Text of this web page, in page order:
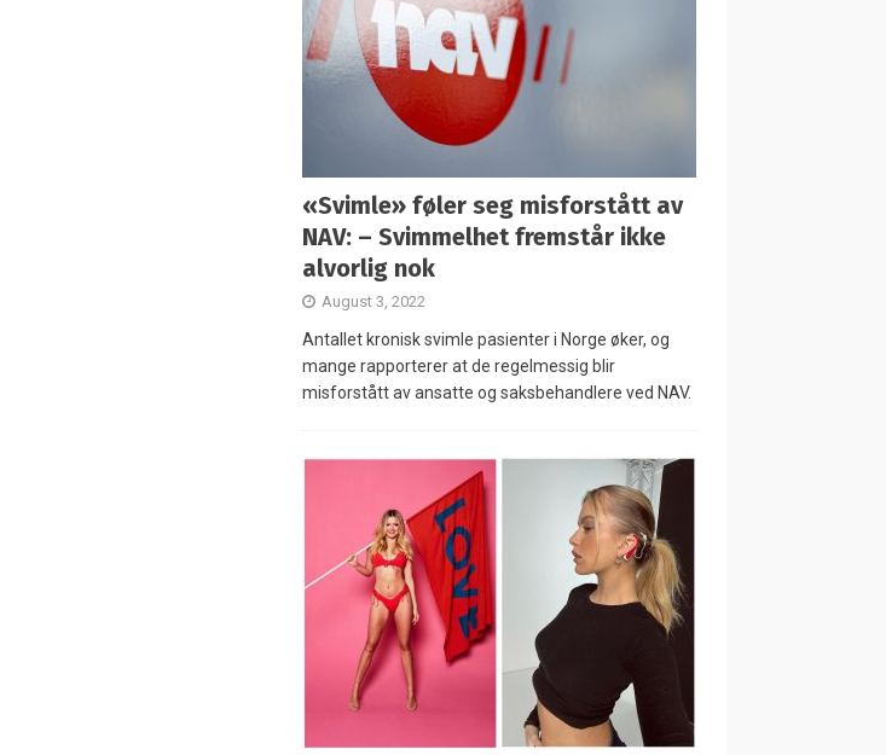
«Svimle» føler seg misforstått av
NAV: – Svimmelhet fremstår ikke
alvorlig nok
August 3, 2022
Antallet kronisk svimle pasienter i Norge øker, og
mange rapporterer at de regelmessig blir
misforstått av ansatte og saksbehandlere ved NAV.